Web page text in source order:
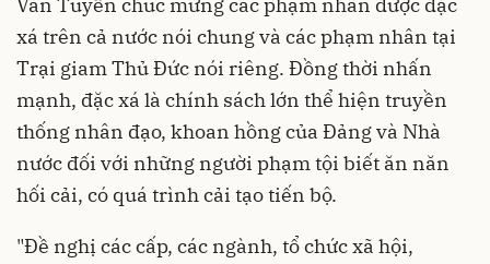
Văn Tuyến chúc mừng các phạm nhân được đặc
xá trên cả nước nói chung và các phạm nhân tại
Trại giam Thủ Đức nói riêng. Đồng thời nhấn
mạnh, đặc xá là chính sách lớn thể hiện truyền
thống nhân đạo, khoan hồng của Đảng và Nhà
nước đối với những người phạm tội biết ăn năn
hối cải, có quá trình cải tạo tiến bộ.
"Đề nghị các cấp, các ngành, tổ chức xã hội,